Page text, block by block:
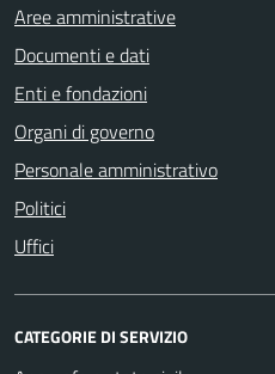
Aree amministrative
Documenti e dati
Enti e fondazioni
Organi di governo
Personale amministrativo
Politici
Uffici
CATEGORIE DI SERVIZIO